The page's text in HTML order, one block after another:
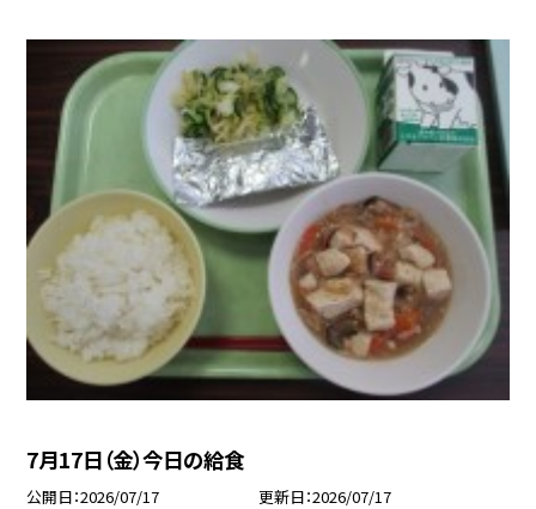
7月17日（金）今日の給食
公開日 2026/07/17 更新日 2026/07/17